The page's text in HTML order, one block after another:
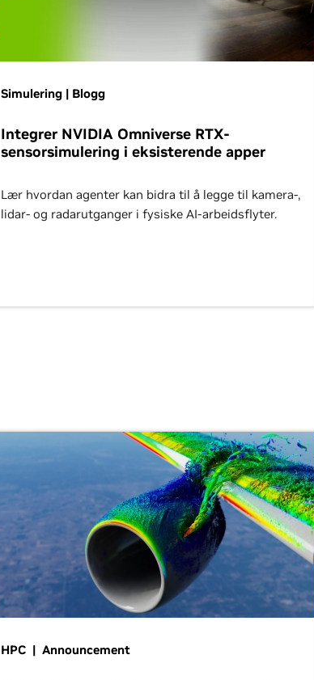
Simulering | Blogg
Integrer NVIDIA Omniverse RTX-
sensorsimulering i eksisterende apper
Lær hvordan agenter kan bidra til å legge til kamera-,
lidar- og radarutganger i fysiske AI-arbeidsflyter.
HPC | Announcement